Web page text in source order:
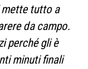
mette tutto a
da campo.
perché gli è
minuti finali